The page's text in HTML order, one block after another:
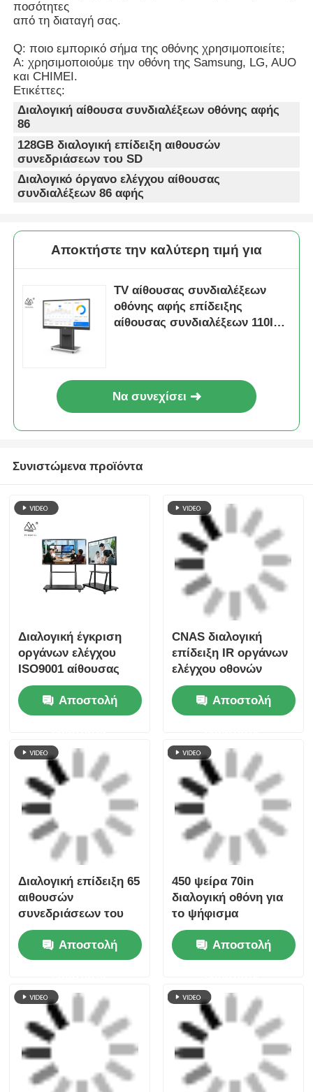
ποσότητες
από τη διαταγή σας.
Q: ποιο εμπορικό σήμα της οθόνης χρησιμοποιείτε;
Α: χρησιμοποιούμε την οθόνη της Samsung, LG, AUO
και CHIMEI.
Ετικέττες:
Διαλογική αίθουσα συνδιαλέξεων οθόνης αφής
86
128GB διαλογική επίδειξη αιθουσών
συνεδριάσεων του SD
Διαλογικό όργανο ελέγχου αίθουσας
συνδιαλέξεων 86 αφής
Αποκτήστε την καλύτερη τιμή για
TV αίθουσας συνδιαλέξεων
οθόνης αφής επίδειξης
αίθουσας συνδιαλέξεων 110In
Να συνεχίσει
Συνιστώμενα προϊόντα
Διαλογική έγκριση
οργάνων ελέγχου
ISO9001 αίθουσας
συνδιαλέξεων οθόνης
αφής 86Αποστολή
CNAS διαλογική
επίδειξη IR οργάνων
ελέγχου οθονών
επαφής 60 ίντσας για
τη αίθουσα
συνδιαλέξεων
Αποστολή
Διαλογική επίδειξη 65
αιθουσών
συνεδριάσεων του
Συμβούλιο
Πολιτιστικής
Συνεργασίας όργανο
για τη αίθουσα
συνδιαλέξεων
Αποστολή
450 ψείρα 70in
διαλογική οθόνη για
το ψήφισμα
αιθουσών
συνεδριάσεων
3840*2160
Αποστολή